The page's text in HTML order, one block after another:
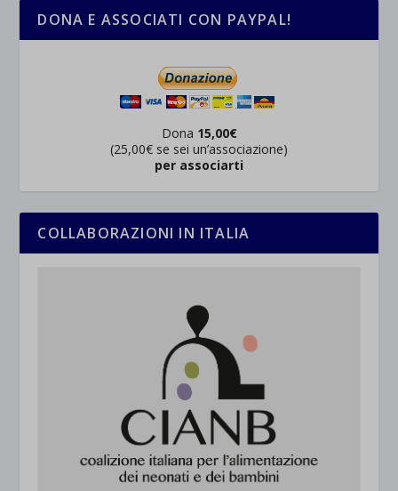
DONA E ASSOCIATI CON PAYPAL!
Dona 15,00€
(25,00€ se sei un’associazione)
per associarti
COLLABORAZIONI IN ITALIA